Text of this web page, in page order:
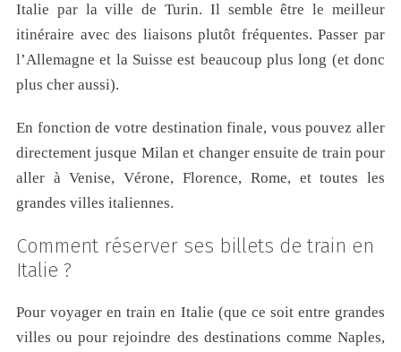
Italie par la ville de Turin. Il semble être le meilleur
itinéraire avec des liaisons plutôt fréquentes. Passer par
l’Allemagne et la Suisse est beaucoup plus long (et donc
plus cher aussi).
En fonction de votre destination finale, vous pouvez aller
directement jusque Milan et changer ensuite de train pour
aller à Venise, Vérone, Florence, Rome, et toutes les
grandes villes italiennes.
Comment réserver ses billets de train en
Italie ?
Pour voyager en train en Italie (que ce soit entre grandes
villes ou pour rejoindre des destinations comme Naples,